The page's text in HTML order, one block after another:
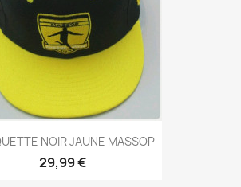
NOIR JAUNE MASSOP
29,99 €